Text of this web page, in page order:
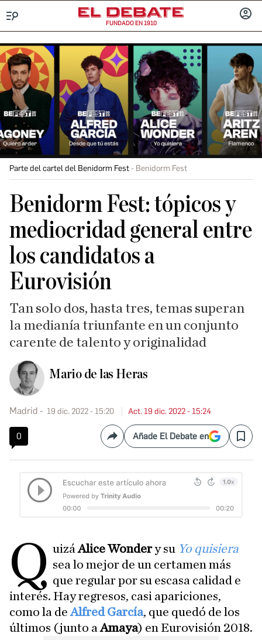
FUNDADO EN 1910
Parte del cartel del Benidorm Fest Benidorm Fest
Benidorm Fest: tópicos y
mediocridad general entre
los candidatos a
Eurovisión
Tan solo dos, hasta tres, temas superan
la medianía triunfante en un conjunto
carente de talento y originalidad
Mario de las Heras
Madrid 19 dic. 2022 - 15:20 Act. 19 dic. 2022 - 15:24
0 CompartirAñade El Debate en Save
Q uizáAlice Wondery su Yo quisiera
sea lo mejor de un certamen más
que regular por su escasa calidad e
interés. Hay regresos, casi apariciones,
como la deAlfred García, que quedó de los
últimos (junto aAmaya) en Eurovisión 2018.